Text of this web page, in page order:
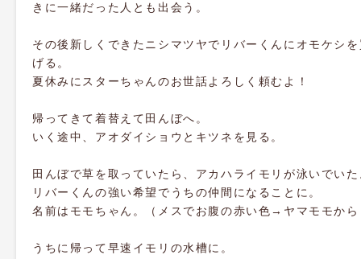
きに一緒だった人とも出会う。
その後新しくできたニシマツヤでリバーくんにオモケシ
げる。
夏休みにスターちゃんのお世話よろしく頼むよ！
帰ってきて着替えて田んぼへ。
いく途中、アオダイショウとキツネを見る。
田んぼで草を取っていたら、アカハライモリが泳いでい
リバーくんの強い希望でうちの仲間になることに。
名前はモモちゃん。（メスでお腹の赤い色→ヤマモモから
うちに帰って早速イモリの水槽に。